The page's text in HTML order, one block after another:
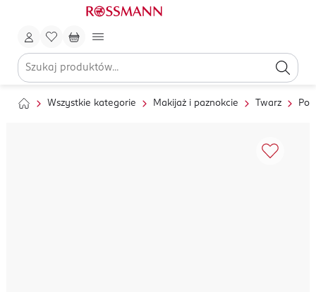
Wszystkie kategorie Makijaż i paznokcie Twarz